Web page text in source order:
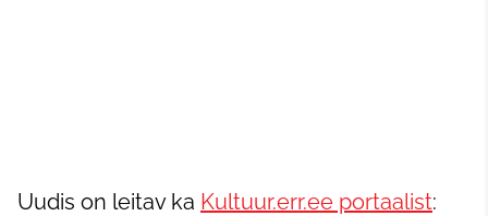
Uudis on leitav ka Kultuur.err.ee portaalist: